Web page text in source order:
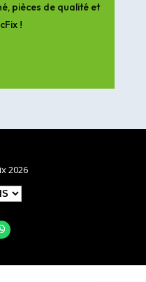
pièces de qualité et
!
2026